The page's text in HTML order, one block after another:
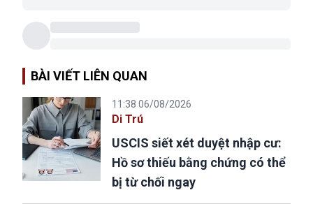
BÀI VIẾT LIÊN QUAN
11:38 06/08/2026
Di Trú
USCIS siết xét duyệt nhập cư:
Hồ sơ thiếu bằng chứng có thể
bị từ chối ngay